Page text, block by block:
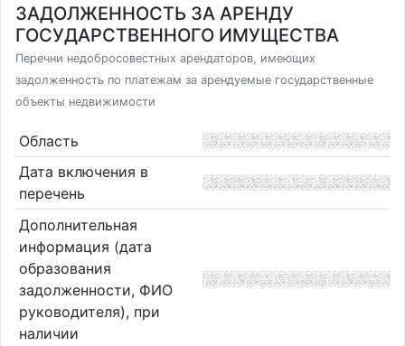
ЗАДОЛЖЕННОСТЬ ЗА АРЕНДУ
ГОСУДАРСТВЕННОГО ИМУЩЕСТВА
Перечни недобросовестных арендаторов, имеющих
задолженность по платежам за арендуемые государственные
объекты недвижимости
Область
Дата включения в
перечень
Дополнительная
информация (дата
образования
задолженности, ФИО
руководителя), при
наличии